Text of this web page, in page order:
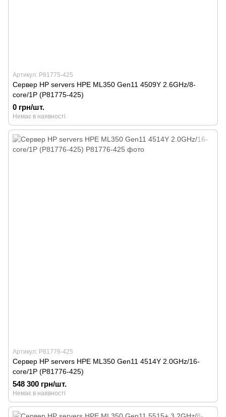
Артикул: P81775-425
Сервер HP servers HPE ML350 Gen11 4509Y 2.6GHz/8-
core/1P (P81775-425)
0 грн/шт.
Немає в наявності
Артикул: P81776-425
Сервер HP servers HPE ML350 Gen11 4514Y 2.0GHz/16-
core/1P (P81776-425)
548 300 грн/шт.
Немає в наявності